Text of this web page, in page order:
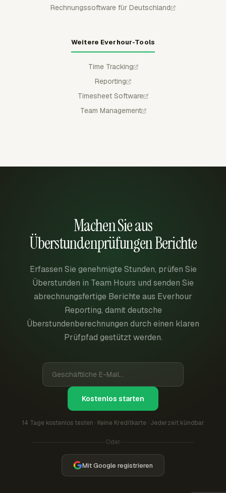
Rechnungssoftware für Deutschland
Weitere Everhour-Tools
Time Tracking
Reporting
Timesheet Software
Team Management
Machen Sie aus
Überstundenprüfungen Berichte
Erfassen Sie genehmigte Stunden, prüfen Sie
Überstunden in Team Hours und senden Sie
abrechnungsfertige Berichte aus Everhour
Reporting, damit deutsche
Überstundenberechnungen durch einen klaren
Prüfpfad gestützt werden.
Kostenlos starten
14 Tage kostenlos testen · Keine Kreditkarte · Jederzeit kündbar
Oder
Mit Google registrieren